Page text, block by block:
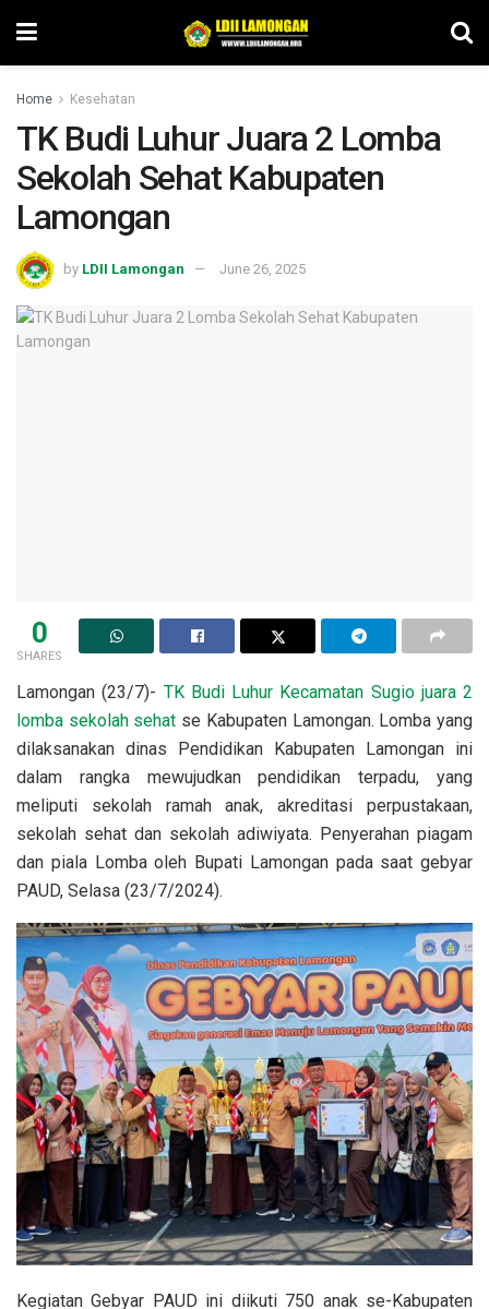
Home Kesehatan
TK Budi Luhur Juara 2 Lomba
Sekolah Sehat Kabupaten
Lamongan
by LDII Lamongan June 26, 2025
0
SHARES
Lamongan (23/7)- TK Budi Luhur Kecamatan Sugio juara 2
lomba sekolah sehat se Kabupaten Lamongan. Lomba yang
dilaksanakan dinas Pendidikan Kabupaten Lamongan ini
dalam rangka mewujudkan pendidikan terpadu, yang
meliputi sekolah ramah anak, akreditasi perpustakaan,
sekolah sehat dan sekolah adiwiyata. Penyerahan piagam
dan piala Lomba oleh Bupati Lamongan pada saat gebyar
PAUD, Selasa (23/7/2024).
Kegiatan Gebyar PAUD ini diikuti 750 anak se-Kabupaten